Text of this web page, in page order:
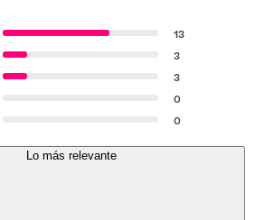
13
3
3
0
0
Lo más relevante